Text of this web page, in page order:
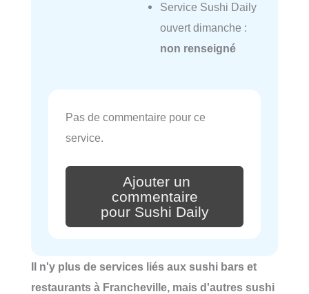
Service Sushi Daily
ouvert dimanche :
non renseigné
Pas de commentaire pour ce
service.
Ajouter un
commentaire
pour Sushi Daily
Il n'y plus de services liés aux sushi bars et
restaurants à Francheville, mais d'autres sushi